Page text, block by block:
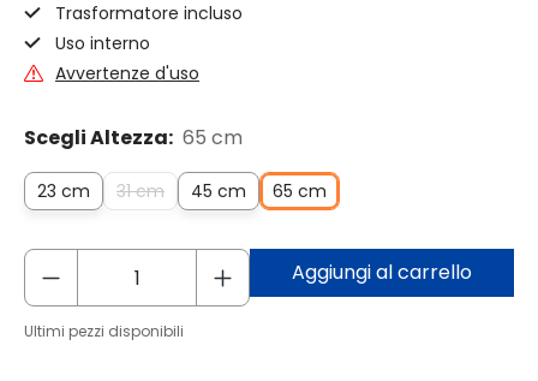
Trasformatore incluso
Uso interno
Avvertenze d'uso
Scegli Altezza: 65 cm
23 cm 31 cm 45 cm 65 cm
Aggiungi al carrello
Ultimi pezzi disponibili